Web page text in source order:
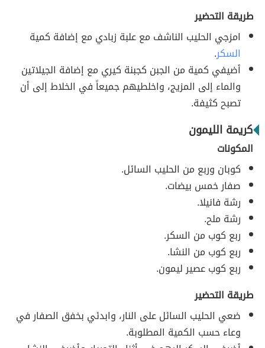
طريقة التحضير
امزجي الحليب الناشف مع علبة زبادي مع إضافة كمية
السكر.
أضيفي كمية من الجبن كجبنة كيري مع إضافة الجيلاتين
والماء إلى المزيج، واخلطيهم جميعاً في الخلاط إلى أن
تصبح كثيفة.
كريمة الليمون
المكونات
كوبان وربع من الحليب السائل.
صفار خمس بيضات.
رشة فانيلا.
رشة ملح.
ربع كوب من السكر.
ربع كوب من النشا.
ربع كوب عصير ليمون.
طريقة التحضير
ضعي الحليب السائل على النار، وابدئي بخفق الصفار في
وعاء حسب الكمية المطلوبة.